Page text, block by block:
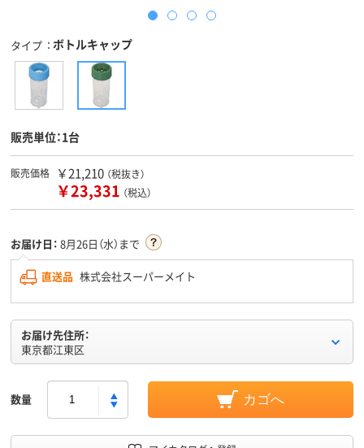
タイプ ボトルキャップ
販売単位：1台
販売価格 ￥21,210 （税抜き）
￥23,331 （税込）
お届け日： 8月26日（水）まで
直送品 株式会社スーパーメイト
お届け先住所：
東京都江東区
数量 カゴへ